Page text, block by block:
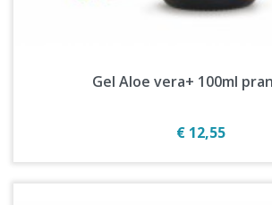
Gel Aloe vera+ 100ml
Prijs
€ 12,55